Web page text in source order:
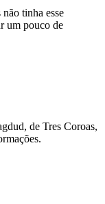
não tinha esse
um pouco de
de Tres Coroas,